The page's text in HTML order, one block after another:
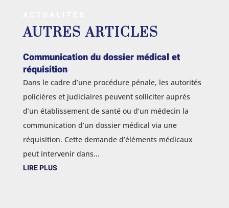
AUTRES ARTICLES
Communication du dossier médical et
réquisition
Dans le cadre d’une procédure pénale, les autorités
policières et judiciaires peuvent solliciter auprès
d’un établissement de santé ou d’un médecin la
communication d’un dossier médical via une
réquisition. Cette demande d’éléments médicaux
peut intervenir dans...
LIRE PLUS